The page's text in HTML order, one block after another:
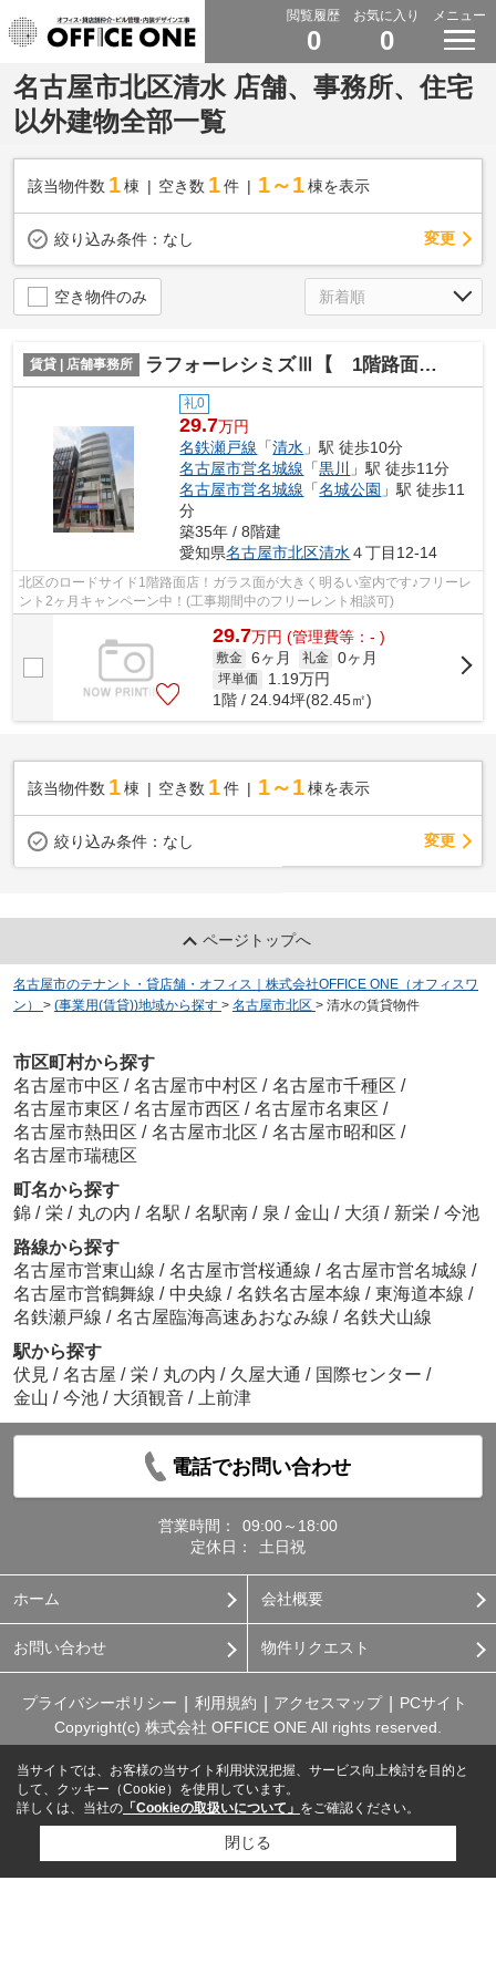
閲覧履歴
0
お気に入り
0
メニュー
名古屋市北区清水 店舗、事務所、住宅
以外建物全部一覧
該当物件数 1棟 空き数 1 件 1～1 棟を表示
絞り込み条件： なし 変更
空き物件のみ
賃貸 | 店舗事務所 ラフォーレシミズⅢ【 1階路面店 】
礼0
29.7万円
名鉄瀬戸線 「清水 」駅 徒歩10分
名古屋市営名城線 「黒川
」駅 徒歩11分
名古屋市営名城線 「名城公園 」駅 徒歩11
分
築35年 / 8階建
愛知県名古屋市北区清水 ４丁目12-14
北区のロードサイド1階路面店！ガラス面が大きく明るい室内です♪フリーレ
ント2ヶ月キャンペーン中！(工事期間中のフリーレント相談可)
29.7万円 (管理費等：- )
敷金 6ヶ月 礼金 0ヶ月
坪単価 1.19万円
1階 / 24.94坪(82.45㎡)
該当物件数 1棟 空き数 1 件 1～1 棟を表示
絞り込み条件： なし 変更
ページトップへ
名古屋市のテナント・貸店舗・オフィス｜株式会社OFFICE ONE（オフィスワ
ン）
> (事業用(賃貸))地域から探す > 名古屋市北区 > 清水の賃貸物件
市区町村から探す
名古屋市中区 / 名古屋市中村区 / 名古屋市千種区 /
名古屋市東区 / 名古屋市西区 / 名古屋市名東区 /
名古屋市熱田区 / 名古屋市北区 / 名古屋市昭和区 /
名古屋市瑞穂区
町名から探す
錦 / 栄 / 丸の内 / 名駅 / 名駅南 / 泉 / 金山 / 大須 / 新栄 / 今池
路線から探す
名古屋市営東山線 / 名古屋市営桜通線 / 名古屋市営名城線 /
名古屋市営鶴舞線 / 中央線 / 名鉄名古屋本線 / 東海道本線 /
名鉄瀬戸線 / 名古屋臨海高速あおなみ線 / 名鉄犬山線
駅から探す
伏見 / 名古屋 / 栄 / 丸の内 / 久屋大通 / 国際センター /
金山 / 今池 / 大須観音 / 上前津
電話でお問い合わせ
営業時間：
09:00～18:00
定休日：
土日祝
ホーム 会社概要
お問い合わせ 物件リクエスト
プライバシーポリシー 利用規約 アクセスマップ
PCサイト
Copyright(c) 株式会社 OFFICE ONE All rights reserved.
当サイトでは、お客様の当サイト利用状況把握、サービス向上検討を目的と
して、クッキー（Cookie）を使用しています。
詳しくは、当社の 「Cookieの取扱いについて」 をご確認ください。
閉じる